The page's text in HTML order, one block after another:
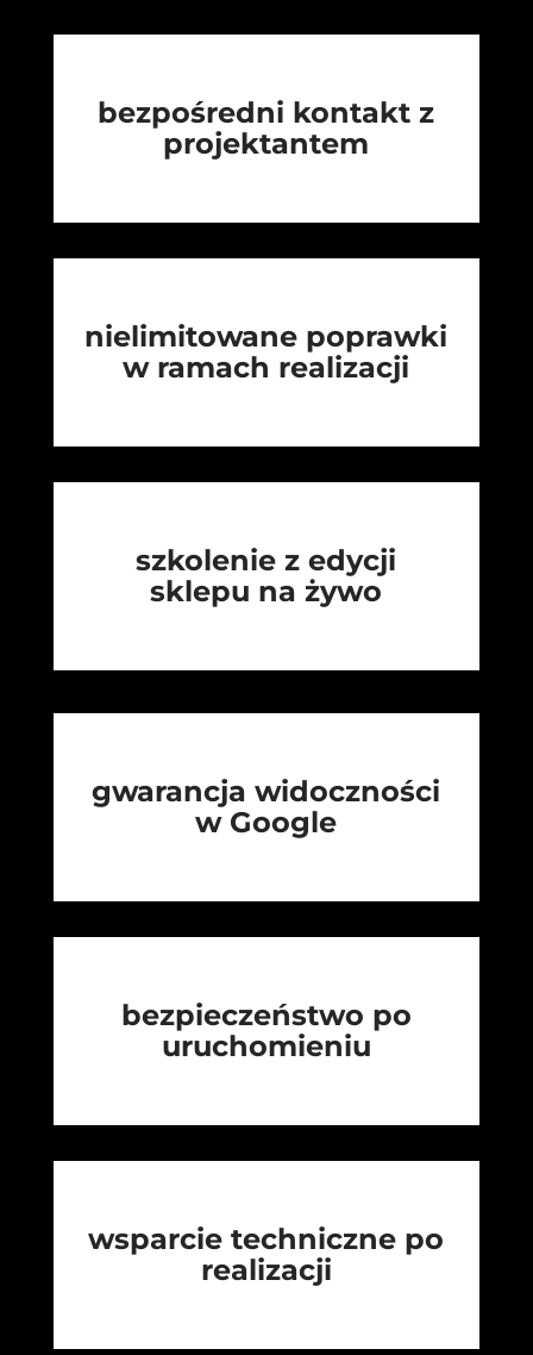
bezpośredni kontakt z
projektantem
nielimitowane poprawki
w ramach realizacji
szkolenie z edycji
sklepu na żywo
gwarancja widoczności
w Google
bezpieczeństwo po
uruchomieniu
wsparcie techniczne po
realizacji